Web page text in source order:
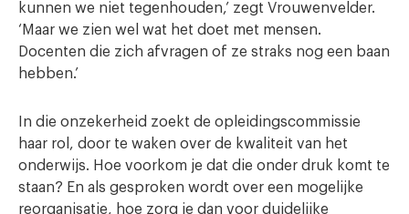
kunnen we niet tegenhouden,’ zegt Vrouwenvelder.
‘Maar we zien wel wat het doet met mensen.
Docenten die zich afvragen of ze straks nog een baan
hebben.’
In die onzekerheid zoekt de opleidingscommissie
haar rol, door te waken over de kwaliteit van het
onderwijs. Hoe voorkom je dat die onder druk komt te
staan? En als gesproken wordt over een mogelijke
reorganisatie, hoe zorg je dan voor duidelijke